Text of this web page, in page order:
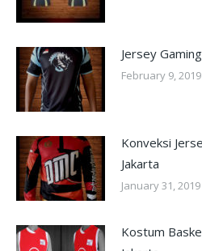
Jersey
February 9, 2019
Konveksi
Jakarta
January 31, 2019
Kostum